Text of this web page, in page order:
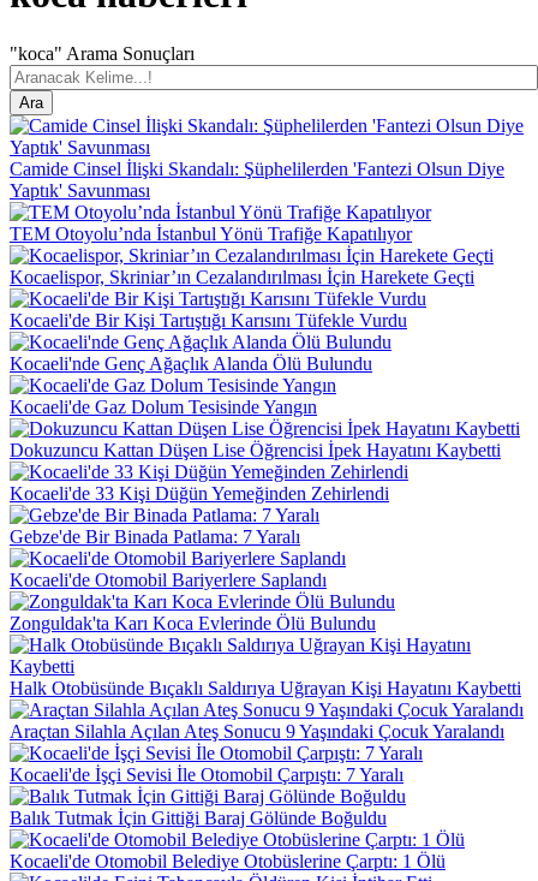
"koca" Arama Sonuçları
Camide Cinsel İlişki Skandalı: Şüphelilerden 'Fantezi Olsun Diye
Yaptık' Savunması
TEM Otoyolu’nda İstanbul Yönü Trafiğe Kapatılıyor
Kocaelispor, Skriniar’ın Cezalandırılması İçin Harekete Geçti
Kocaeli'de Bir Kişi Tartıştığı Karısını Tüfekle Vurdu
Kocaeli'nde Genç Ağaçlık Alanda Ölü Bulundu
Kocaeli'de Gaz Dolum Tesisinde Yangın
Dokuzuncu Kattan Düşen Lise Öğrencisi İpek Hayatını Kaybetti
Kocaeli'de 33 Kişi Düğün Yemeğinden Zehirlendi
Gebze'de Bir Binada Patlama: 7 Yaralı
Kocaeli'de Otomobil Bariyerlere Saplandı
Zonguldak'ta Karı Koca Evlerinde Ölü Bulundu
Halk Otobüsünde Bıçaklı Saldırıya Uğrayan Kişi Hayatını Kaybetti
Araçtan Silahla Açılan Ateş Sonucu 9 Yaşındaki Çocuk Yaralandı
Kocaeli'de İşçi Sevisi İle Otomobil Çarpıştı: 7 Yaralı
Balık Tutmak İçin Gittiği Baraj Gölünde Boğuldu
Kocaeli'de Otomobil Belediye Otobüslerine Çarptı: 1 Ölü